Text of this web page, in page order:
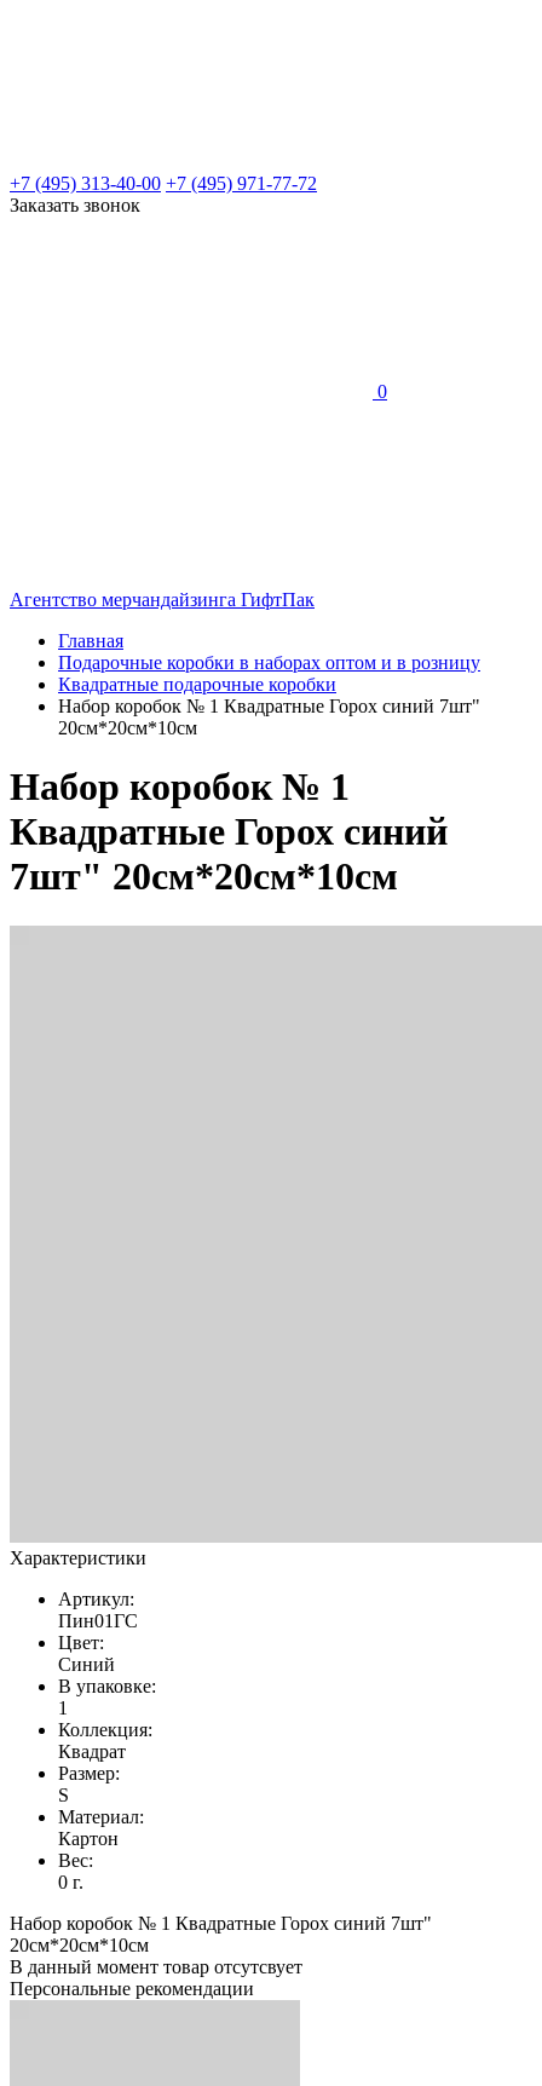
+7 (495) 313-40-00 +7 (495) 971-77-72
Заказать звонок
0
Агентство мерчандайзинга ГифтПак
Главная
Подарочные коробки в наборах оптом и в розницу
Квадратные подарочные коробки
Набор коробок № 1 Квадратные Горох синий 7шт"
20см*20см*10см
Набор коробок № 1
Квадратные Горох синий
7шт" 20см*20см*10см
Характеристики
Артикул:
Пин01ГС
Цвет:
Синий
В упаковке:
1
Коллекция:
Квадрат
Размер:
S
Материал:
Картон
Вес:
0 г.
Набор коробок № 1 Квадратные Горох синий 7шт"
20см*20см*10см
В данный момент товар отсутсвует
Персональные рекомендации